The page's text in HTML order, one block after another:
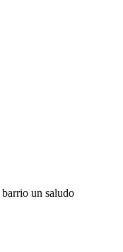
un saludo